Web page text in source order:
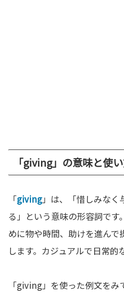
「giving」の意味と使
「giving」は、「惜しみなく
る」という意味の形容詞です
めに物や時間、助けを進ん
します。カジュアルで日常的
「giving」を使った例文をみ